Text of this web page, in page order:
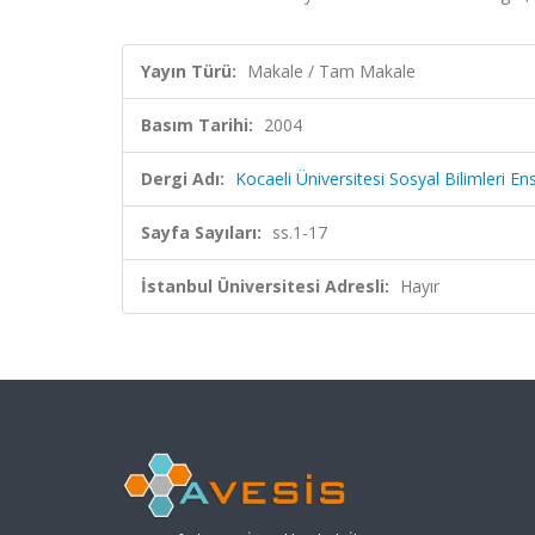
Yayın Türü: Makale / Tam Makale
Basım Tarihi: 2004
Dergi Adı: Kocaeli Üniversitesi Sosyal Bilimleri
Sayfa Sayıları: ss.1-17
İstanbul Üniversitesi Adresli: Hayır